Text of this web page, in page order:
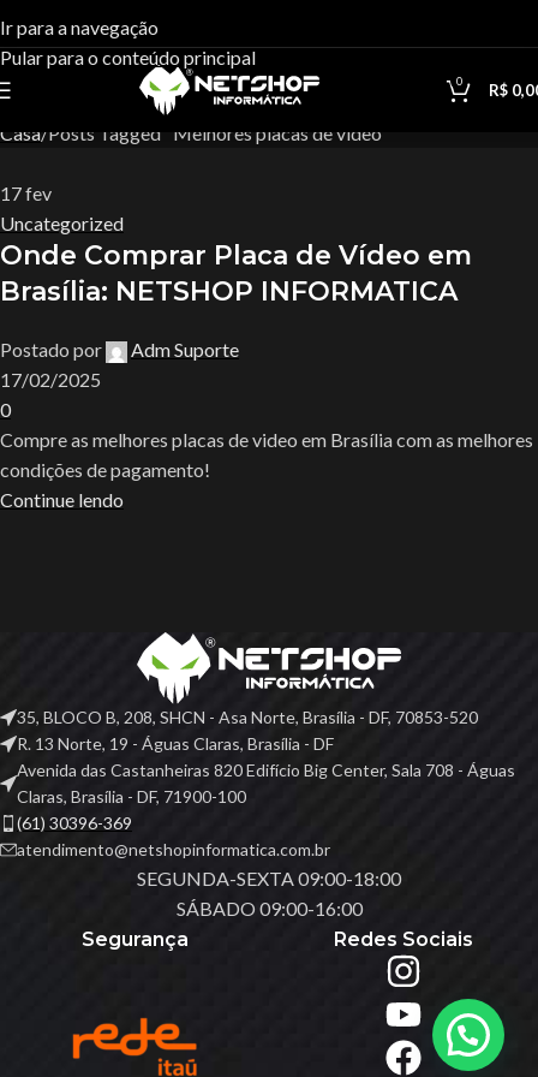
Ir para a navegação
Pular para o conteúdo principal
0 R$
Tag Archives:Melhores placas
de vídeo
Casa Posts Tagged "Melhores placas de vídeo"
17fev
Uncategorized
Onde Comprar Placa de Vídeo em
Brasília: NETSHOP INFORMATICA
Postado por
Adm Suporte
17/02/2025
0
Compre as melhores placas de video em Brasília com as melhores
condições de pagamento!
Continue lendo
35, BLOCO B, 208, SHCN - Asa Norte, Brasília - DF, 70853-520
R. 13 Norte, 19 - Águas Claras, Brasília - DF
Avenida das Castanheiras 820 Edifício Big Center, Sala 708 - Águas
Claras, Brasília - DF, 71900-100
(61) 30396-369
atendimento@netshopinformatica.com.br
SEGUNDA-SEXTA 09:00-18:00
SÁBADO 09:00-16:00
Segurança
Redes Sociais